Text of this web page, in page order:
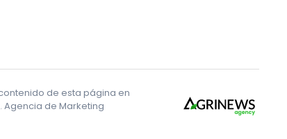
de esta página en
de Marketing